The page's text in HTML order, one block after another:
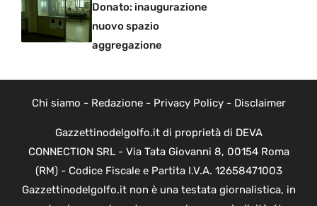
Donato: inaugurazione
nuovo spazio
aggregazione
Chi siamo - Redazione- Privacy Policy- Disclaimer
Gazzettinodelgolfo.it di proprietà di DEVA
CONNECTION SRL - Via Tata Giovanni 8, 00154 Roma
(RM) - Codice Fiscale e Partita I.V.A. 12658471003
Gazzettinodelgolfo.it non è una testata giornalistica, in